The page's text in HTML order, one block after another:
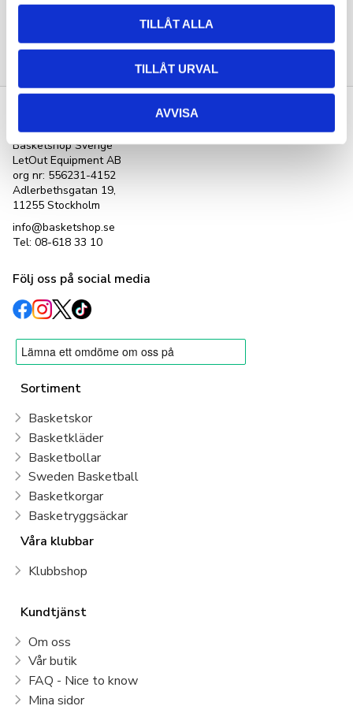
TILLÅT ALLA
TILLÅT URVAL
AVVISA
Bli den första att lämna ett omdöme.
Basketshop Sverige
LetOut Equipment AB
org nr: 556231-4152
Adlerbethsgatan 19,
11255 Stockholm
info@basketshop.se
Tel: 08-618 33 10
Följ oss på social media
Sortiment
Basketskor
Basketkläder
Basketbollar
Sweden Basketball
Basketkorgar
Basketryggsäckar
Våra klubbar
Klubbshop
Kundtjänst
Om oss
Vår butik
FAQ - Nice to know
Mina sidor